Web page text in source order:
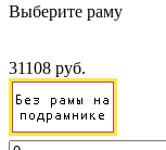
Выберите раму
31108 руб.